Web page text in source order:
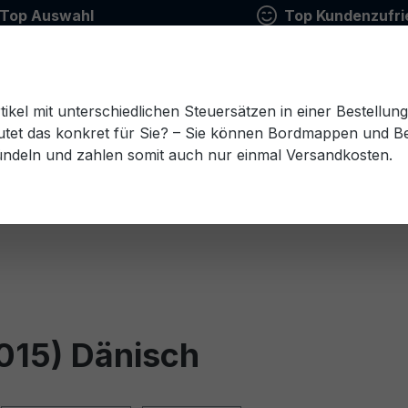
Top Auswahl Top
Estnisch Finnisch Französisch Griechisch
Dänisch
mit unterschiedlichen Steuersätzen in einer
das konkret für Sie? – Sie können Bordmappen und
und zahlen somit auch nur einmal Versandkosten.